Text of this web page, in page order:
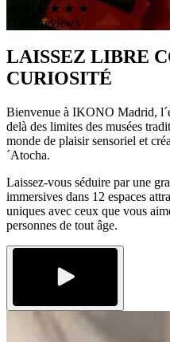
★ ★ ★
11.9K reviews
LAISSEZ LIBRE
CURIOSITÉ
Bienvenue à IKONO Madrid,
delà des limites des musées
monde de plaisir sensoriel et
´Atocha.
Laissez-vous séduire par une
immersives dans 12 espaces
uniques avec ceux que vous
personnes de tout âge.